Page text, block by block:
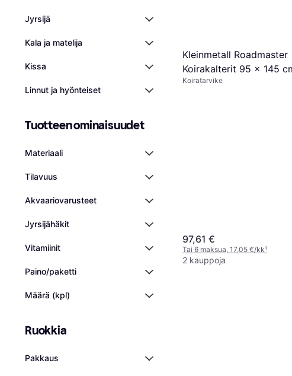
Jyrsijä
Kala ja matelija
Kissa
Linnut ja hyönteiset
Tuotteen ominaisuudet
Materiaali
Tilavuus
Akvaariovarusteet
Jyrsijähäkit
Vitamiinit
Paino/paketti
Määrä (kpl)
Ruokkia
Pakkaus
Kleinmetall Roadmaster
Koirakalterit 95 x 145
Koiratarvike
97,61 €
Tai 6 maksua, 17,05 €/kk¹
2 kauppoja